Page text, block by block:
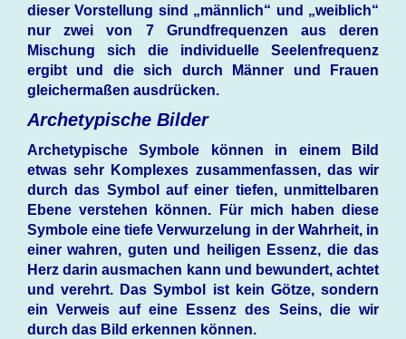
dieser Vorstellung sind „männlich“ und „weiblich“
nur zwei von 7 Grundfrequenzen aus deren
Mischung sich die individuelle Seelenfrequenz
ergibt und die sich durch Männer und Frauen
gleichermaßen ausdrücken.
Archetypische Bilder
Archetypische Symbole können in einem Bild
etwas sehr Komplexes zusammenfassen, das wir
durch das Symbol auf einer tiefen, unmittelbaren
Ebene verstehen können. Für mich haben diese
Symbole eine tiefe Verwurzelung in der Wahrheit, in
einer wahren, guten und heiligen Essenz, die das
Herz darin ausmachen kann und bewundert, achtet
und verehrt. Das Symbol ist kein Götze, sondern
ein Verweis auf eine Essenz des Seins, die wir
durch das Bild erkennen können.